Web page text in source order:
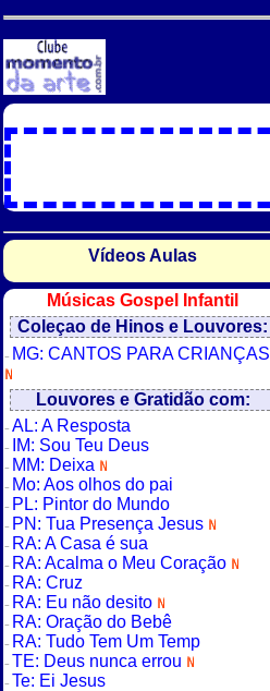
Vídeos Aulas
Músicas Gospel Infantil
Coleçao de Hinos e Louvores:
MG: CANTOS PARA CRIANÇAS
Louvores e Gratidão com:
AL: A Resposta
IM: Sou Teu Deus
MM: Deixa
Mo: Aos olhos do pai
PL: Pintor do Mundo
PN: Tua Presença Jesus
RA: A Casa é sua
RA: Acalma o Meu Coração
RA: Cruz
RA: Eu não desito
RA: Oração do Bebê
RA: Tudo Tem Um Temp
TE: Deus nunca errou
Te: Ei Jesus